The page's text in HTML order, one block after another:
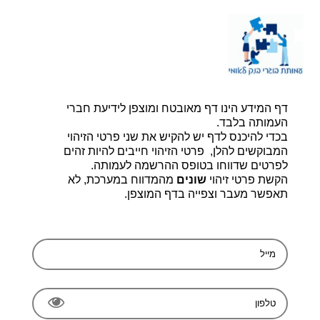
דף הבית |יצירת קשר |
דף המידע הינו דף מאובטח ומוצפן לידיעת חברי
העמותה בלבד.
בכדי להיכנס לדף יש להקיש את שני פרטי הזיהוי
המבוקשים להלן, פרטי הזיהוי חייבים להיות זהים
לפרטים שדווחו בטופס ההרשמה לעמותה.
הקשת פרטי זיהוי שונים מהמדווח במערכת, לא
תאפשר מעבר וצפייה בדף המוצפן.
עמותת בוגרי בנק לאומי, ע.ר 580014348